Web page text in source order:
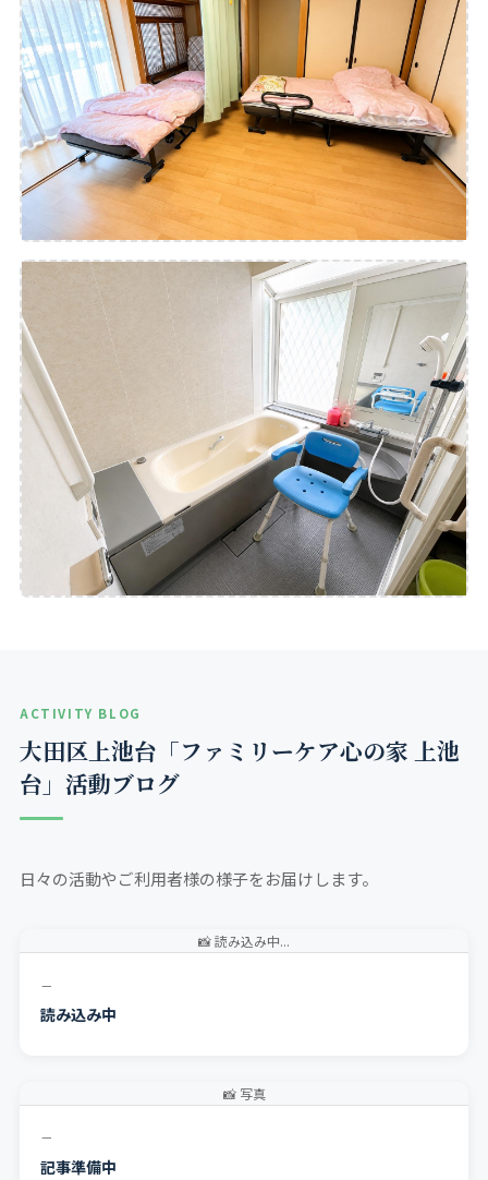
ACTIVITY BLOG
大田区上池台「ファミリーケア心の家 上池
台」活動ブログ
日々の活動やご利用者様の様子をお届けします。
📸 読み込み中...
－
読み込み中
📸 写真
－
記事準備中